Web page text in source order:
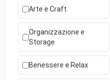
Arte e Craft
Organizzazione e
Storage
Benessere e Relax